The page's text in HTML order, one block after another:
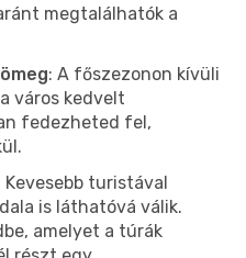
megtalálhatók a
: A főszezonon kívüli
város kedvelt
fedezheted fel,
Kevesebb turistával
is láthatóvá válik.
amelyet a túrák